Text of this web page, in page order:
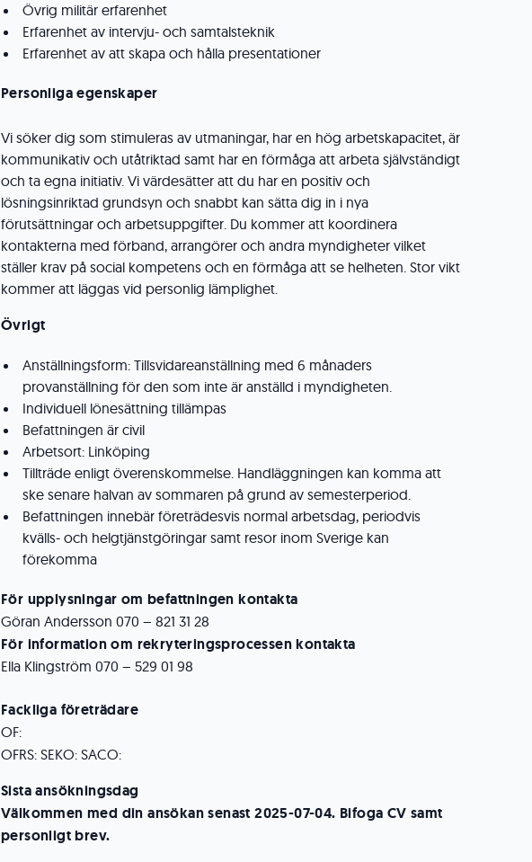
Övrig militär erfarenhet
Erfarenhet av intervju- och samtalsteknik
Erfarenhet av att skapa och hålla presentationer
Personliga egenskaper
Vi söker dig som stimuleras av utmaningar, har en hög arbetskapacitet, är
kommunikativ och utåtriktad samt har en förmåga att arbeta självständigt
och ta egna initiativ. Vi värdesätter att du har en positiv och
lösningsinriktad grundsyn och snabbt kan sätta dig in i nya
förutsättningar och arbetsuppgifter. Du kommer att koordinera
kontakterna med förband, arrangörer och andra myndigheter vilket
ställer krav på social kompetens och en förmåga att se helheten. Stor vikt
kommer att läggas vid personlig lämplighet.
Övrigt
Anställningsform: Tillsvidareanställning med 6 månaders
provanställning för den som inte är anställd i myndigheten.
Individuell lönesättning tillämpas
Befattningen är civil
Arbetsort: Linköping
Tillträde enligt överenskommelse. Handläggningen kan komma att
ske senare halvan av sommaren på grund av semesterperiod.
Befattningen innebär företrädesvis normal arbetsdag, periodvis
kvälls- och helgtjänstgöringar samt resor inom Sverige kan
förekomma
För upplysningar om befattningen kontakta
Göran Andersson 070 – 821 31 28
För information om rekryteringsprocessen kontakta
Ella Klingström 070 – 529 01 98
Fackliga företrädare
OF:
OFRS: SEKO: SACO:
Sista ansökningsdag
Välkommen med din ansökan senast 2025-07-04. Bifoga CV samt
personligt brev.